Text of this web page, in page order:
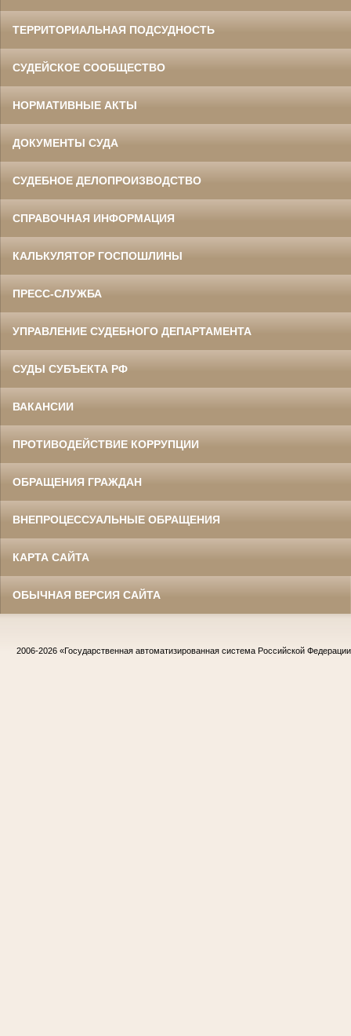
ТЕРРИТОРИАЛЬНАЯ ПОДСУДНОСТЬ
СУДЕЙСКОЕ СООБЩЕСТВО
НОРМАТИВНЫЕ АКТЫ
ДОКУМЕНТЫ СУДА
СУДЕБНОЕ ДЕЛОПРОИЗВОДСТВО
СПРАВОЧНАЯ ИНФОРМАЦИЯ
КАЛЬКУЛЯТОР ГОСПОШЛИНЫ
ПРЕСС-СЛУЖБА
УПРАВЛЕНИЕ СУДЕБНОГО ДЕПАРТАМЕНТА
СУДЫ СУБЪЕКТА РФ
ВАКАНСИИ
ПРОТИВОДЕЙСТВИЕ КОРРУПЦИИ
ОБРАЩЕНИЯ ГРАЖДАН
ВНЕПРОЦЕССУАЛЬНЫЕ ОБРАЩЕНИЯ
КАРТА САЙТА
ОБЫЧНАЯ ВЕРСИЯ САЙТА
2006-2026 «Государственная автоматизированная система Российской